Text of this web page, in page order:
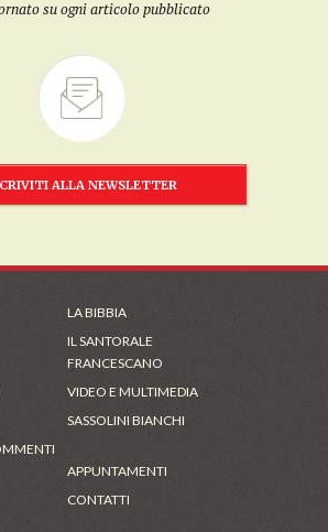
su ogni articolo pubblicato
ALLA NEWSLETTER
LA BIBBIA
IL SANTORALE
FRANCESCANO
VIDEO E MULTIMEDIA
SASSOLINI BIANCHI
APPUNTAMENTI
CONTATTI